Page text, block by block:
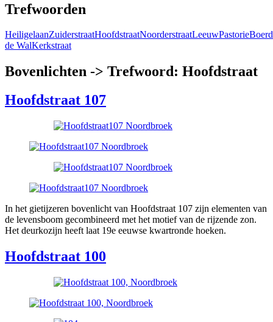
Trefwoorden
HeiligelaanZuiderstraatHoofdstraatNoorderstraatLeeuwPastorie
de WalKerkstraat
Bovenlichten -> Trefwoord: Hoofdstraat
Hoofdstraat 107
In het gietijzeren bovenlicht van Hoofdstraat 107 zijn elementen van
de levensboom gecombineerd met het motief van de rijzende zon.
Het deurkozijn heeft laat 19e eeuwse kwartronde hoeken.
Hoofdstraat 100